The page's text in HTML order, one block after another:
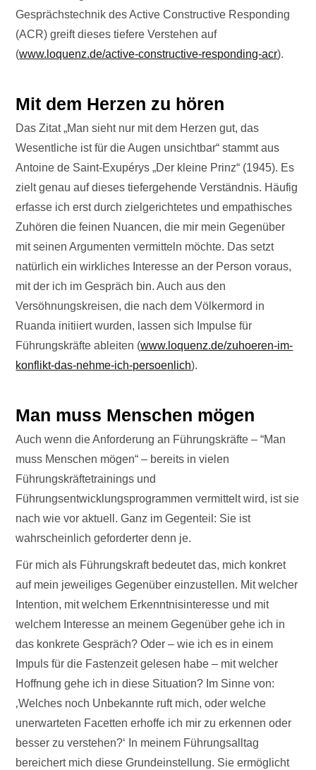
Gesprächstechnik des Active Constructive Responding
(ACR) greift dieses tiefere Verstehen auf
(www.loquenz.de/active-constructive-responding-acr).
Mit dem Herzen zu hören
Das Zitat „Man sieht nur mit dem Herzen gut, das
Wesentliche ist für die Augen unsichtbar“ stammt aus
Antoine de Saint-Exupérys „Der kleine Prinz“ (1945). Es
zielt genau auf dieses tiefergehende Verständnis. Häufig
erfasse ich erst durch zielgerichtetes und empathisches
Zuhören die feinen Nuancen, die mir mein Gegenüber
mit seinen Argumenten vermitteln möchte. Das setzt
natürlich ein wirkliches Interesse an der Person voraus,
mit der ich im Gespräch bin. Auch aus den
Versöhnungskreisen, die nach dem Völkermord in
Ruanda initiiert wurden, lassen sich Impulse für
Führungskräfte ableiten (www.loquenz.de/zuhoeren-im-
konflikt-das-nehme-ich-persoenlich).
Man muss Menschen mögen
Auch wenn die Anforderung an Führungskräfte – “Man
muss Menschen mögen“ – bereits in vielen
Führungskräftetrainings und
Führungsentwicklungsprogrammen vermittelt wird, ist sie
nach wie vor aktuell. Ganz im Gegenteil: Sie ist
wahrscheinlich geforderter denn je.
Für mich als Führungskraft bedeutet das, mich konkret
auf mein jeweiliges Gegenüber einzustellen. Mit welcher
Intention, mit welchem Erkenntnisinteresse und mit
welchem Interesse an meinem Gegenüber gehe ich in
das konkrete Gespräch? Oder – wie ich es in einem
Impuls für die Fastenzeit gelesen habe – mit welcher
Hoffnung gehe ich in diese Situation? Im Sinne von:
‚Welches noch Unbekannte ruft mich, oder welche
unerwarteten Facetten erhoffe ich mir zu erkennen oder
besser zu verstehen?‘ In meinem Führungsalltag
bereichert mich diese Grundeinstellung. Sie ermöglicht